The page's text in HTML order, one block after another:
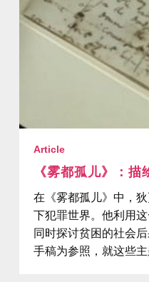
Article
《雾都孤儿》：描
在《雾都孤儿》中，
下犯罪世界。他利用
同时探讨贫困的社会
手稿为参照，就这些主